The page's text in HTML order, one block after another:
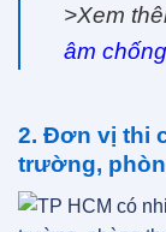
>Xem
âm
2. Đơn vị thi
trường,